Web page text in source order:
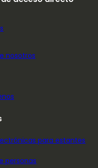
nosotros
para estantes
personas